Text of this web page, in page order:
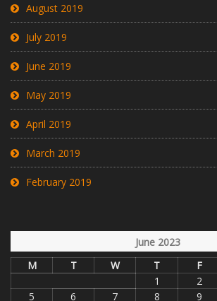
August 2019
July 2019
June 2019
May 2019
April 2019
March 2019
February 2019
June 2023
M
T W T F
1
2
5
6 7 8 9